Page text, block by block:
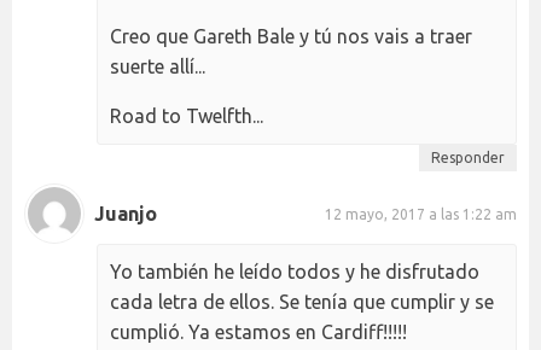
Creo que Gareth Bale y tú nos vais a traer
suerte allí...
Road to Twelfth...
Responder
Juanjo 12 mayo, 2017 a las 1:22 am
Yo también he leído todos y he disfrutado
cada letra de ellos. Se tenía que cumplir y se
cumplió. Ya estamos en Cardiff!!!!!